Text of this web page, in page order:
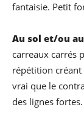
fantaisie. Petit
Au sol et/ou
carreaux carrés
répétition créant
vrai que le
des lignes fortes.